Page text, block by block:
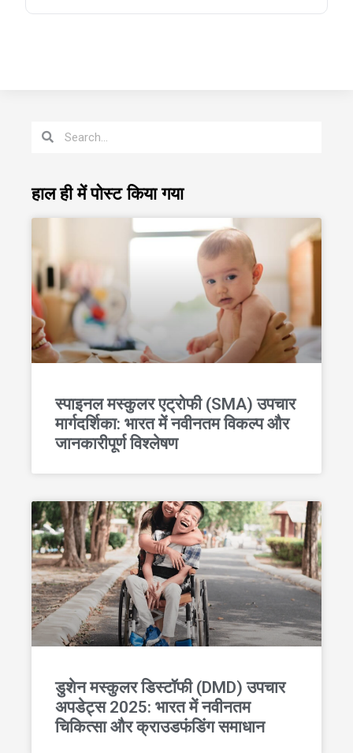
हाल ही में पोस्ट किया गया
स्पाइनल मस्कुलर एट्रोफी (SMA) उपचार
मार्गदर्शिका: भारत में नवीनतम विकल्प और
जानकारीपूर्ण विश्लेषण
डुशेन मस्कुलर डिस्टॉफी (DMD) उपचार
अपडेट्स 2025: भारत में नवीनतम
चिकित्सा और क्राउडफंडिंग समाधान